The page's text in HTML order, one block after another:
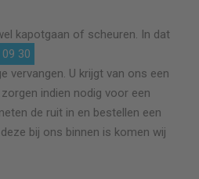
kapotgaan of scheuren. In dat
30
vervangen. U krijgt van ons een
indien nodig voor een
de ruit in en bestellen een
bij ons binnen is komen wij